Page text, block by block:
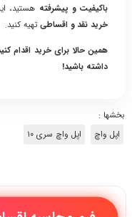
باکیفیت و پیشرفته هستید،
خرید نقد و اقساطیتهیه کنید.
همین حالا برای خرید اقدام
داشته باشید!
بخشها :
اپل واچ
اپل واچ سری ۱۰